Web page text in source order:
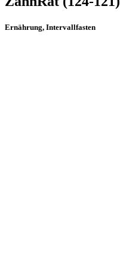
Ernährung, Intervallfasten